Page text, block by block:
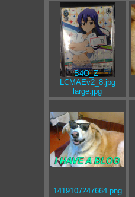
B4O_Z-
LCMAEv2_8.jpg
large.jpg
1419107247664.png